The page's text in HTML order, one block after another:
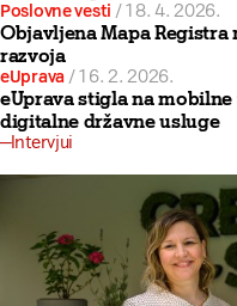
Poslovne vesti /18. 4. 2026.
Objavljena Mapa
razvoja
eUprava /16. 2. 2026.
eUprava stigla na
digitalne državne usluge
Intervjui